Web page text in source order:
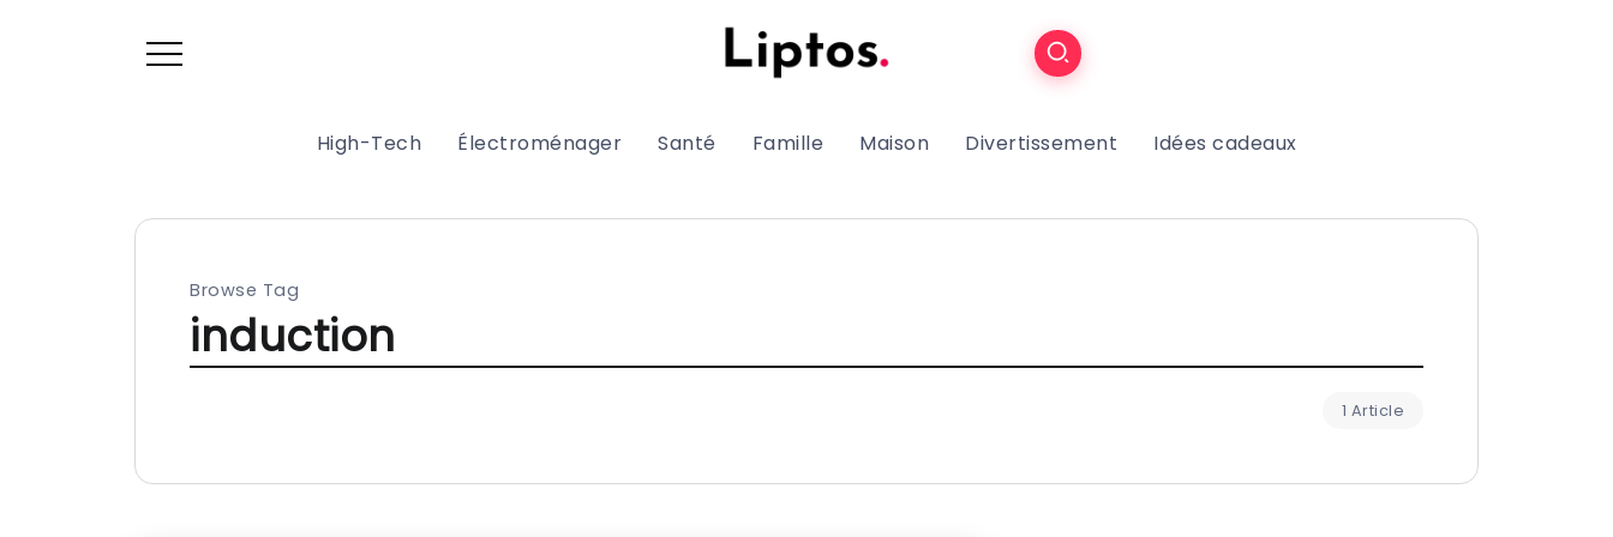
High-Tech Électroménager Santé Famille Maison Divertissement Idées cadeaux
Browse Tag
induction
1 Article